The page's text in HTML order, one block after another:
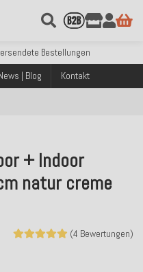
ab 99€ Bestellwert
PayPal & Amazon Pay
ab 99€ Bestellwert
Bestellungen
PayPal & Amazon Pay
ab 99€ Bestellwert
| Blog Kontakt
+ Indoor
natur creme
(4 Bewertungen)